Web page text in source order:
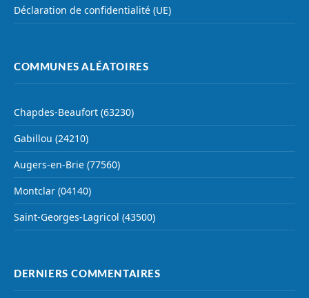
Déclaration de confidentialité (UE)
COMMUNES ALÉATOIRES
Chapdes-Beaufort (63230)
Gabillou (24210)
Augers-en-Brie (77560)
Montclar (04140)
Saint-Georges-Lagricol (43500)
DERNIERS COMMENTAIRES